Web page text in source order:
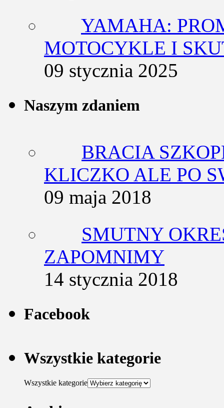
YAMAHA:
MOTOCYKLE I
09 stycznia 2025
Naszym zdaniem
BRACIA
KLICZKO ALE PO
09 maja 2018
SMUTNY
ZAPOMNIMY
14 stycznia 2018
Facebook
Wszystkie kategorie
Wszystkie kategorie